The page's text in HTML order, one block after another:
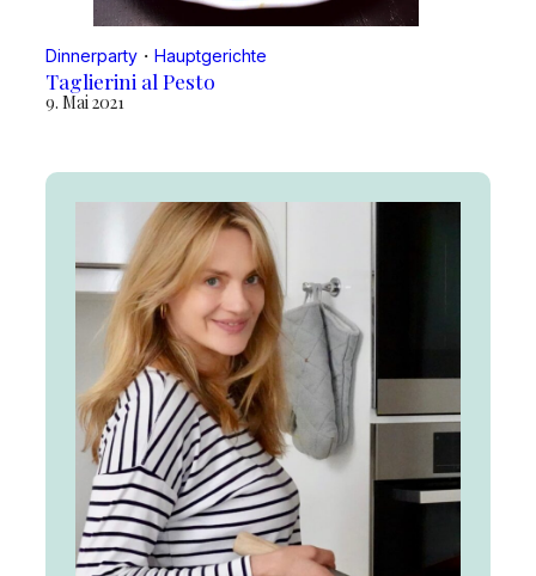
Dinnerparty ・ Hauptgerichte
Taglierini al Pesto
9. Mai 2021